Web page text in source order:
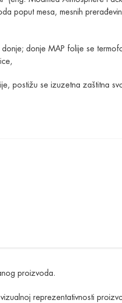
poput mesa, mesnih
donje MAP folije se
postižu se izuzetna zaštitna
proizvoda.
reprezentativnosti